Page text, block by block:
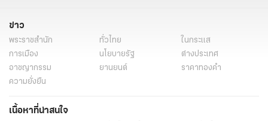
กานต์ วิภากร ฟาดถึงใคร? อย่าทำให้ครอบครัวตนเสียหาย สันดาxเดิมจบได้
แอนดี้ เขมพิมุก รีบไปท่าน้ำทันทีหลังรู้ข่าว เต้ ดราก้อนไฟว์ รอการชันสูตร-
รับร่าง
แท็กที่เกี่ยวข้อง